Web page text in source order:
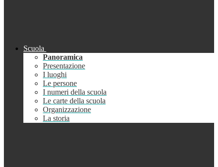
Scuola
Panoramica
Presentazione
I luoghi
Le persone
I numeri della scuola
Le carte della scuola
Organizzazione
La storia